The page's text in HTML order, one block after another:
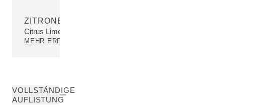
ZITRONENÖL
Citrus Limon (Lemon) Peel Oil
MEHR ERFAHREN
VOLLSTÄNDIGE
AUFLISTUNG